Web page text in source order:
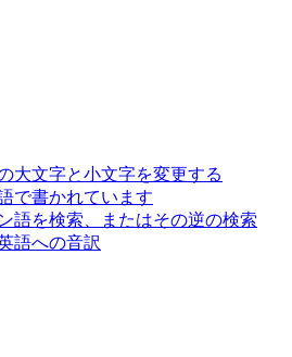
大文字と小文字を変更する
で書かれています
語を検索、またはその逆の検索
語への音訳